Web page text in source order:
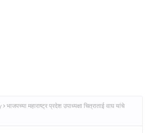
भाजपच्या महाराष्ट्र प्रदेश उपाध्यक्षा चित्राताई वाघ यांचे